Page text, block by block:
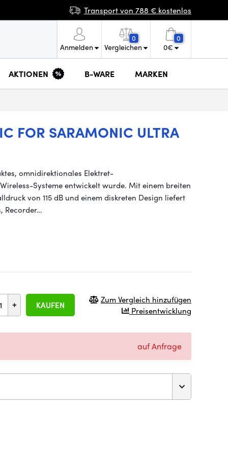
Transport von 788 € kostenlos
Anmelden
0
Vergleichen
0
0€
AKTIONEN B-WARE MARKEN
FOR SARAMONIC ULTRA
omnidirektionales Elektret-
Systeme entwickelt wurde. Mit einem breiten
von 115 dB und einem diskreten Design liefert
Recorder…
+ KAUFEN
Zum Vergleich hinzufügen
Preisentwicklung
auf Anfrage